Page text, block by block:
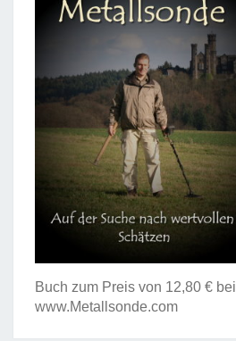
Buch zum Preis von 12,80 € bei
www.Metallsonde.com